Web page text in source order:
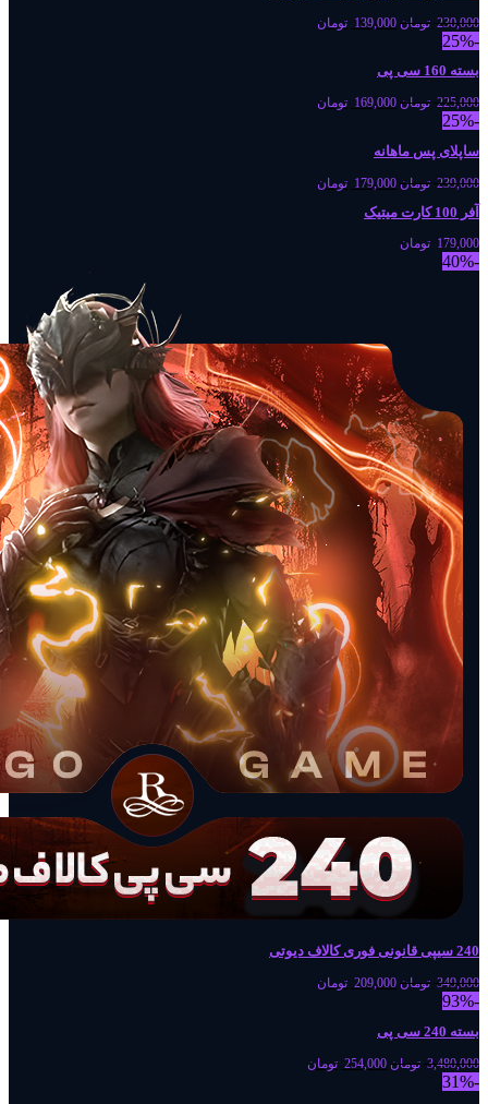
230,000 تومان 139,000 تومان
-25%
بسته 160 سی پی
225,000 تومان 169,000 تومان
-25%
ساپلای پس ماهانه
239,000 تومان 179,000 تومان
آفر 100 کارت میتیک
179,000 تومان
-40%
240 سیپی قانونی فوری کالاف دیوتی
349,000 تومان 209,000 تومان
-93%
بسته 240 سی پی
3,480,000 تومان 254,000 تومان
-31%